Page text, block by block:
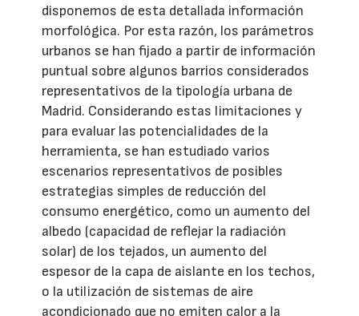
disponemos de esta detallada información
morfológica. Por esta razón, los parámetros
urbanos se han fijado a partir de información
puntual sobre algunos barrios considerados
representativos de la tipología urbana de
Madrid. Considerando estas limitaciones y
para evaluar las potencialidades de la
herramienta, se han estudiado varios
escenarios representativos de posibles
estrategias simples de reducción del
consumo energético, como un aumento del
albedo (capacidad de reflejar la radiación
solar) de los tejados, un aumento del
espesor de la capa de aislante en los techos,
o la utilización de sistemas de aire
acondicionado que no emiten calor a la